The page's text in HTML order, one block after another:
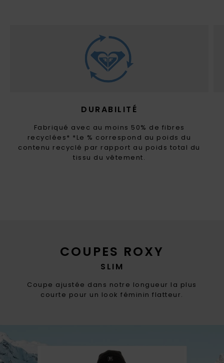
COUPES ROXY
SLIM
Coupe ajustée dans notre longueur la plus
courte pour un look féminin flatteur.
DURABILITÉ
Fabriqué avec au moins 50% de fibres
recyclées* *Le % correspond au poids du
contenu recyclé par rapport au poids total du
tissu du vêtement.